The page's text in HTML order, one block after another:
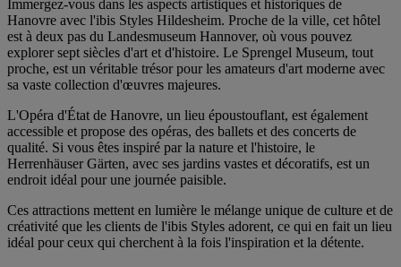
Immergez-vous dans les aspects artistiques et historiques de
Hanovre avec l'ibis Styles Hildesheim. Proche de la ville, cet hôtel
est à deux pas du Landesmuseum Hannover, où vous pouvez
explorer sept siècles d'art et d'histoire. Le Sprengel Museum, tout
proche, est un véritable trésor pour les amateurs d'art moderne avec
sa vaste collection d'œuvres majeures.
L'Opéra d'État de Hanovre, un lieu époustouflant, est également
accessible et propose des opéras, des ballets et des concerts de
qualité. Si vous êtes inspiré par la nature et l'histoire, le
Herrenhäuser Gärten, avec ses jardins vastes et décoratifs, est un
endroit idéal pour une journée paisible.
Ces attractions mettent en lumière le mélange unique de culture et de
créativité que les clients de l'ibis Styles adorent, ce qui en fait un lieu
idéal pour ceux qui cherchent à la fois l'inspiration et la détente.